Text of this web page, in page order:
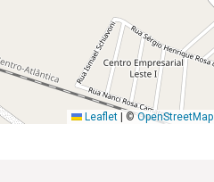
Leaflet ©OpenStreetMap